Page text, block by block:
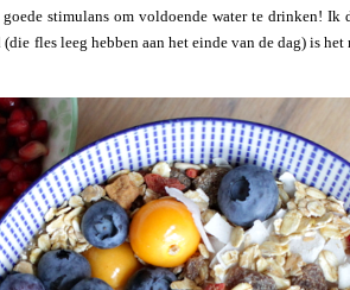
stimulans om voldoende water te drinken! Ik
fles leeg hebben aan het einde van de dag) is het